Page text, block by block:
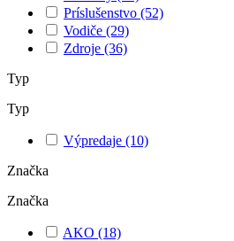
Príslušenstvo (52)
Vodiče (29)
Zdroje (36)
Typ
Typ
Výpredaje (10)
Značka
Značka
AKO (18)